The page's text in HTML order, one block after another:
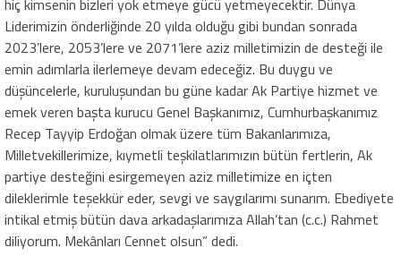
hiç kimsenin bizleri yok etmeye gücü yetmeyecektir. Dünya
Liderimizin önderliğinde 20 yılda olduğu gibi bundan sonrada
2023’lere, 2053’lere ve 2071’lere aziz milletimizin de desteği ile
emin adımlarla ilerlemeye devam edeceğiz. Bu duygu ve
düşüncelerle, kuruluşundan bu güne kadar Ak Partiye hizmet ve
emek veren başta kurucu Genel Başkanımız, Cumhurbaşkanımız
Recep Tayyip Erdoğan olmak üzere tüm Bakanlarımıza,
Milletvekillerimize, kıymetli teşkilatlarımızın bütün fertlerin, Ak
partiye desteğini esirgemeyen aziz milletimize en içten
dileklerimle teşekkür eder, sevgi ve saygılarımı sunarım. Ebediyete
intikal etmiş bütün dava arkadaşlarımıza Allah’tan (c.c.) Rahmet
diliyorum. Mekânları Cennet olsun” dedi.